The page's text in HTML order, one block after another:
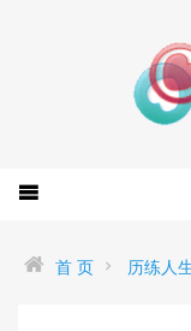
首 页 历练人